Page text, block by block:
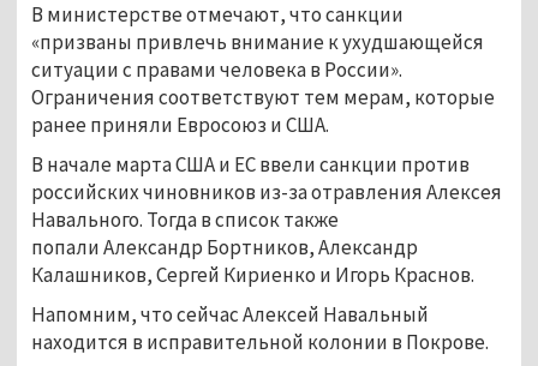
В министерстве отмечают, что санкции
«призваны привлечь внимание к ухудшающейся
ситуации с правами человека в России».
Ограничения соответствуют тем мерам, которые
ранее приняли Евросоюз и США.
В начале марта США и ЕС ввели санкции против
российских чиновников из-за отравления Алексея
Навального. Тогда в список также
попали Александр Бортников, Александр
Калашников, Сергей Кириенко и Игорь Краснов.
Напомним, что сейчас Алексей Навальный
находится в исправительной колонии в Покрове.